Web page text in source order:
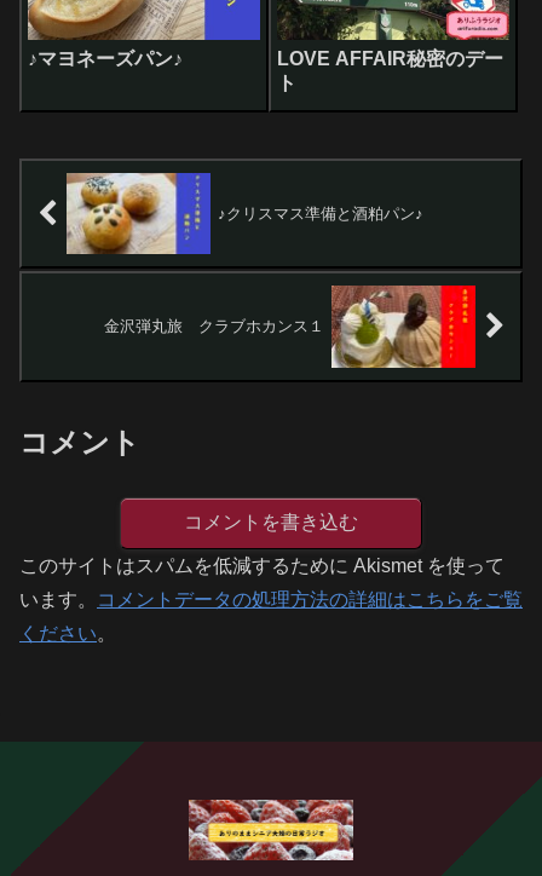
♪マヨネーズパン♪
LOVE AFFAIR秘密のデー
ト
♪クリスマス準備と酒粕パン♪
金沢弾丸旅 クラブホカンス１
コメント
コメントを書き込む
このサイトはスパムを低減するために Akismet を使って
います。
コメントデータの処理方法の詳細はこちらをご覧
ください。